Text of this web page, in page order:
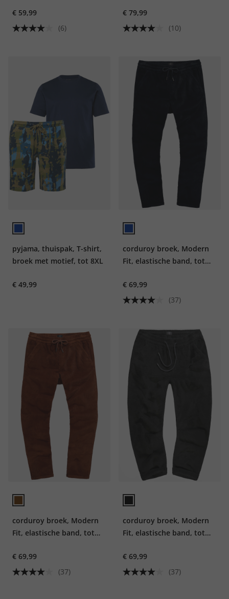
Basic-Fit
€ 59,99
(6)
€ 79,99
(10)
pyjama, thuispak, T-shirt,
broek met motief, tot 8XL
€ 49,99
corduroy broek, Modern
Fit, elastische band, tot
€ 69,99
(37)
corduroy broek, Modern
Fit, elastische band, tot
€ 69,99
(37)
corduroy broek, Modern
Fit, elastische band, tot
€ 69,99
(37)